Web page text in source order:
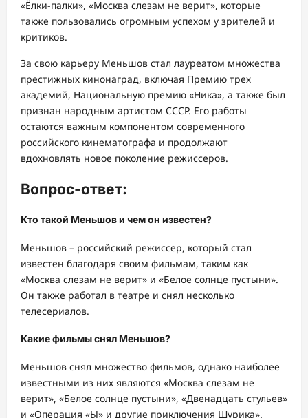
«Ёлки-палки», «Москва слезам не верит», которые
также пользовались огромным успехом у зрителей и
критиков.
За свою карьеру Меньшов стал лауреатом множества
престижных кинонаград, включая Премию трех
академий, Национальную премию «Ника», а также был
признан народным артистом СССР. Его работы
остаются важным компонентом современного
российского кинематографа и продолжают
вдохновлять новое поколение режиссеров.
Вопрос-ответ:
Кто такой Меньшов и чем он известен?
Меньшов – российский режиссер, который стал
известен благодаря своим фильмам, таким как
«Москва слезам не верит» и «Белое солнце пустыни».
Он также работал в театре и снял несколько
телесериалов.
Какие фильмы снял Меньшов?
Меньшов снял множество фильмов, однако наиболее
известными из них являются «Москва слезам не
верит», «Белое солнце пустыни», «Двенадцать стульев»
и «Операция «Ы» и другие приключения Шурика».